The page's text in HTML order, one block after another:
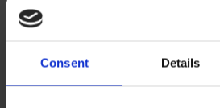
Consent Details
Bestel al vanaf €50,-